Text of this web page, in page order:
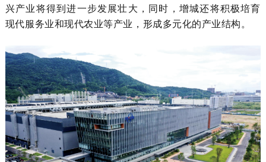
兴产业将得到进一步发展壮大，同时，增城还将积极培育
现代服务业和现代农业等产业，形成多元化的产业结构。